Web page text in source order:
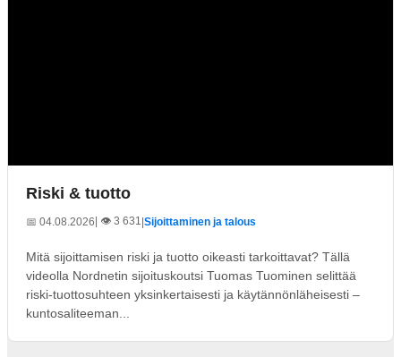
Riski & tuotto
📅 04.08.2026| 👁️ 3 631 Sijoittaminen ja talous
Mitä sijoittamisen riski ja tuotto oikeasti tarkoittavat? Tällä
videolla Nordnetin sijoituskoutsi Tuomas Tuominen selittää
riski-tuottosuhteen yksinkertaisesti ja käytännönläheisesti –
kuntosaliteeman...